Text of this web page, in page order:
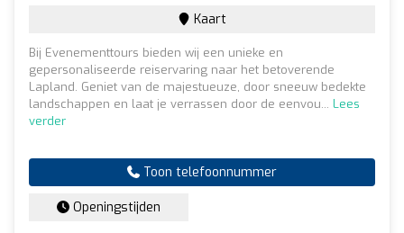
Kaart
Bij Evenementtours bieden wij een unieke en
gepersonaliseerde reiservaring naar het betoverende
Lapland. Geniet van de majestueuze, door sneeuw bedekte
landschappen en laat je verrassen door de eenvou... Lees
verder
Toon telefoonnummer
Openingstijden